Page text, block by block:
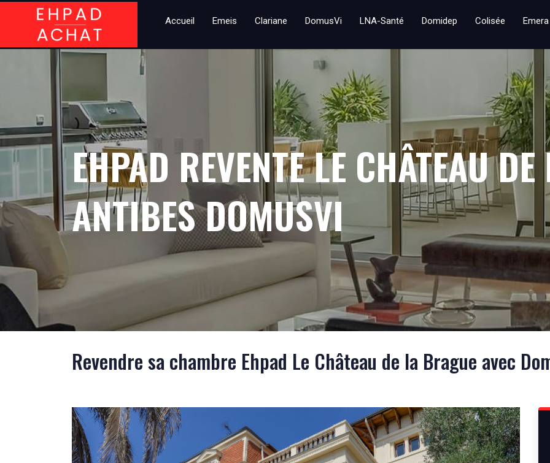
Accueil Emeis Clariane DomusVi LNA-Santé Domidep Colisée Emera
EHPAD REVENTE LE CHÂTEAU
ANTIBES DOMUSVI
Revendre sa chambre Ehpad Le Château de la Brague avec